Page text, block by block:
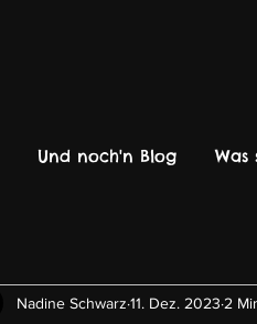
Und noch'n Blog Was
Nadine Schwarz 11. Dez. 2023 2